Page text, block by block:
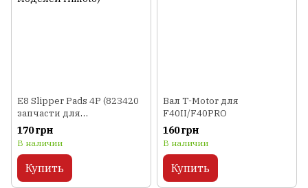
E8 Slipper Pads 4P (823420
запчасти для
радиоуправляемых
моделей Himoto)
170 грн
В наличии
Купить
Вал T-Motor для
F40II/F40PRO
160 грн
В наличии
Купить